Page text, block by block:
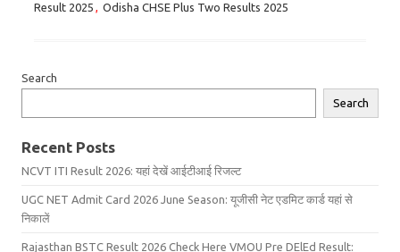
Result 2025 , Odisha CHSE Plus Two Results 2025
Search
Search
Recent Posts
NCVT ITI Result 2026: यहां देखें आईटीआई रिजल्ट
UGC NET Admit Card 2026 June Season: यूजीसी नेट एडमिट कार्ड यहां से
निकालें
Rajasthan BSTC Result 2026 Check Here VMOU Pre DElEd Result: